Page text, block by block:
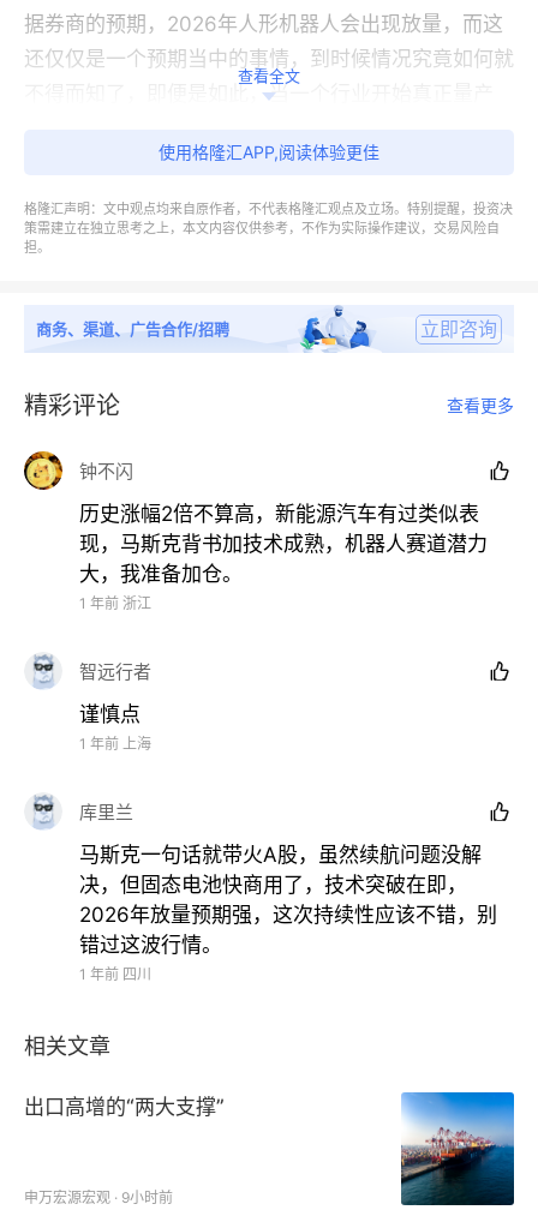
据券商的预期，2026年人形机器人会出现放量，而这
还仅仅是一个预期当中的事情，到时候情况究竟如何就
不得而知了，即便是如此，当一个行业开始真正量产
现下降，哪些企业到底会有盈利增长，这也是一个未知
数。
所以，从现在的一切观察，我感觉人形机器人之前的涨
幅似乎已经完成了市场的预期，未来的持续性存在着巨
大的不确定性，对此还是要保持适度的警惕才是，无论
踏实，一个的应用前景是实实在在的，而一个目前还处
在巨大的不确定性中，这才是最大的问号。
提示，股市有风险，投资请谨慎！
查看全文
使用格隆汇APP,阅读体验更佳
格隆汇声明：文中观点均来自原作者，不代表格隆汇观点及立场。特别提醒，投资决
策需建立在独立思考之上，本文内容仅供参考，不作为实际操作建议，交易风险自
担。
商务、渠道、广告合作/招聘 立即咨询
精彩评论 查看更多
钟不闪 
历史涨幅2倍不算高，新能源汽车有过类似表
现，马斯克背书加技术成熟，机器人赛道潜力
大，我准备加仓。
1 年前 浙江
智远行者 
谨慎点
1 年前 上海
库里兰 
马斯克一句话就带火A股，虽然续航问题没解
决，但固态电池快商用了，技术突破在即，
2026年放量预期强，这次持续性应该不错，别
错过这波行情。
1 年前 四川
相关文章
出口高增的“两大支撑”
申万宏源宏观 · 9小时前